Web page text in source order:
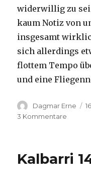
widerwillig zu
kaum Notiz von
insgesamt
sich allerdings
flottem Tempo
und eine
Autor
Dagmar Erne
3 Kommentare
Kalbarri